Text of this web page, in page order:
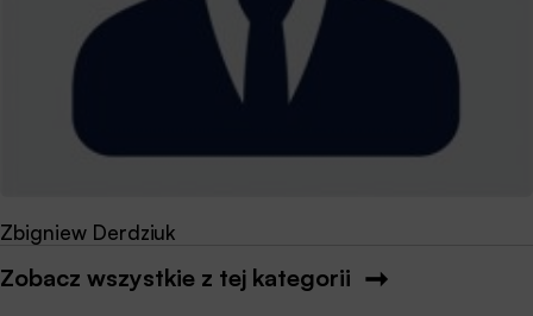
Zbigniew Derdziuk
Zobacz wszystkie z tej kategorii